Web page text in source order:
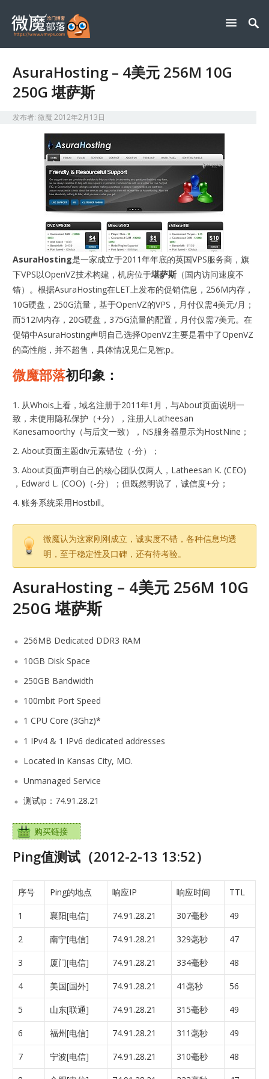
AsuraHosting – 4美元 256M 10G
250G 堪萨斯
发布者:微魔2012年2月13日
AsuraHosting是一家成立于2011年年底的英国VPS服务商，旗
下VPS以OpenVZ技术构建，机房位于堪萨斯 （国内访问速度不
错）。根据AsuraHosting在LET上发布的促销信息，256M内存，
10G硬盘，250G流量，基于OpenVZ的VPS，月付仅需4美元/月；
而512M内存，20G硬盘，375G流量的配置，月付仅需7美元。在
促销中AsuraHosting声明自己选择OpenVZ主要是看中了OpenVZ
的高性能，并不超售，具体情况见仁见智;p。
微魔部落初印象：
从Whois上看，域名注册于2011年1月，与About页面说明一
致，未使用隐私保护（+分），注册人Latheesan
Kanesamoorthy（与后文一致），NS服务器显示为HostNine；
About页面主题div元素错位（-分）；
About页面声明自己的核心团队仅两人，Latheesan K. (CEO)
，Edward L. (COO)（-分）；但既然明说了，诚信度+分；
账务系统采用Hostbill。
微魔认为这家刚刚成立，诚实度不错，各种信息均透
明，至于稳定性及口碑，还有待考验。
AsuraHosting – 4美元 256M 10G
250G 堪萨斯
256MB Dedicated DDR3 RAM
10GB Disk Space
250GB Bandwidth
100mbit Port Speed
1 CPU Core (3Ghz)*
1 IPv4 & 1 IPv6 dedicated addresses
Located in Kansas City, MO.
Unmanaged Service
测试ip：74.91.28.21
购买链接
Ping值测试（2012-2-13 13:52）
序号 Ping的地点 响应IP 响应时间 TTL
1 襄阳[电信] 74.91.28.21 307毫秒 49
2 南宁[电信] 74.91.28.21 329毫秒 47
3 厦门[电信] 74.91.28.21 334毫秒 48
4 美国[国外] 74.91.28.21 41毫秒 56
5 山东[联通] 74.91.28.21 315毫秒 49
6 福州[电信] 74.91.28.21 311毫秒 49
7 宁波[电信] 74.91.28.21 310毫秒 48